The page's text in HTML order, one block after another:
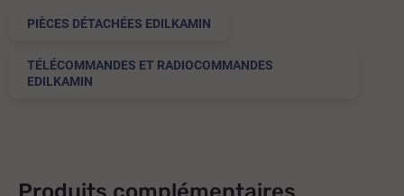
PIÈCES DÉTACHÉES EDILKAMIN
TÉLÉCOMMANDES ET RADIOCOMMANDES
EDILKAMIN